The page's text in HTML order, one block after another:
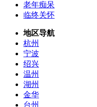
老年痴呆
临终关怀
地区导航
杭州
宁波
绍兴
温州
湖州
金华
台州